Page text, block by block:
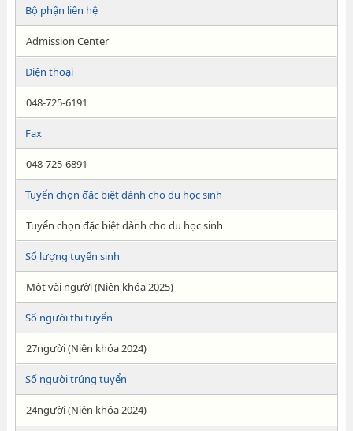
Bộ phận liên hệ
Admission Center
Điện thoại
048-725-6191
Fax
048-725-6891
Tuyển chọn đặc biệt dành cho du học sinh
Tuyển chọn đặc biệt dành cho du học sinh
Số lượng tuyển sinh
Một vài người (Niên khóa 2025)
Số người thi tuyển
27người (Niên khóa 2024)
Số người trúng tuyển
24người (Niên khóa 2024)